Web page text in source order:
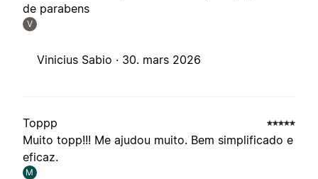
de parabens
V
Vinicius Sabio · 30. mars 2026
Toppp
Muito topp!!! Me ajudou muito. Bem simplificado e
eficaz.
M